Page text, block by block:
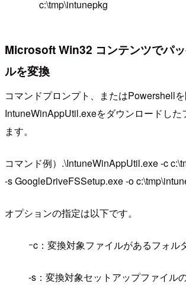
c:\tmp\intunepkg
Microsoft Win32 コンテンツでパ
ルを変換
コマンドプロンプト、またはPowershell
IntuneWinAppUtil.exeをダウンロードした
ます。
コマンド例）.\IntuneWinAppUtil.exe -c
-s GoogleDriveFSSetup.exe -o
オプションの指定は以下です。
ｰc：変換対象ファイルがあるフォル
-s：変換対象セットアップファイル